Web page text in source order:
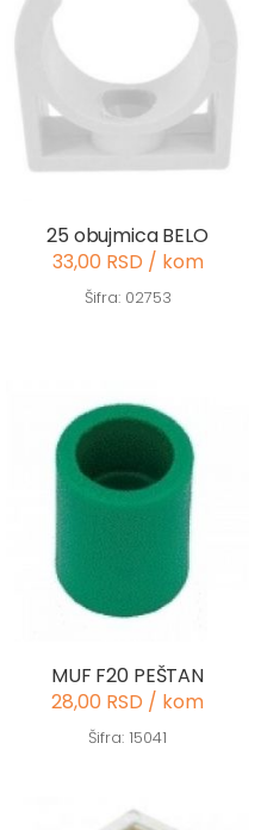
25 obujmica BELO
33,00 RSD / kom
Šifra: 02753
MUF F20 PEŠTAN
28,00 RSD / kom
Šifra: 15041